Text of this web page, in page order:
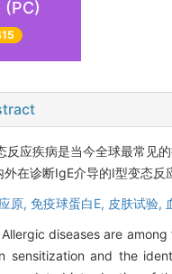
(PC)
反应疾病是当今全球最常见
在诊断IgE介导的Ⅰ型变态反
原, 免疫球蛋白E, 皮肤试验,
Allergic diseases are
sensitization and the